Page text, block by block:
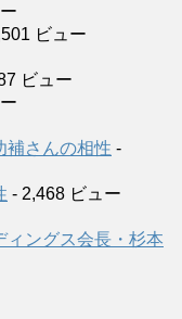
ビュー
ビュー
補さんの相性 -
- 2,468 ビュー
ィングス会長・杉本